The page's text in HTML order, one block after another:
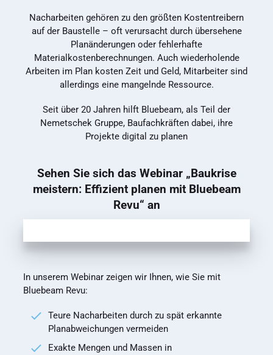
Nacharbeiten gehören zu den größten Kostentreibern
auf der Baustelle – oft verursacht durch übersehene
Planänderungen oder fehlerhafte
Materialkostenberechnungen. Auch wiederholende
Arbeiten im Plan kosten Zeit und Geld, Mitarbeiter sind
allerdings eine mangelnde Ressource.
Seit über 20 Jahren hilft Bluebeam, als Teil der
Nemetschek Gruppe, Baufachkräften dabei, ihre
Projekte digital zu planen
Sehen Sie sich das Webinar „Baukrise
meistern: Effizient planen mit Bluebeam
Revu“ an
In unserem Webinar zeigen wir Ihnen, wie Sie mit
Bluebeam Revu:
Teure Nacharbeiten durch zu spät erkannte
Planabweichungen vermeiden
Exakte Mengen und Massen in